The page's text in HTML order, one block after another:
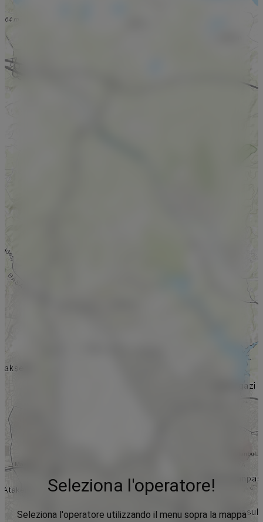
Seleziona l'operatore!
Seleziona l'operatore utilizzando il menu sopra la mappa